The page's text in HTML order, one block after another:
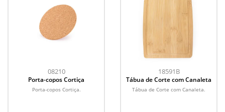
08210
Porta-copos Cortiça
Porta-copos Cortiça.
18591B
Tábua de Corte com Canaleta
Tábua de Corte com Canaleta.